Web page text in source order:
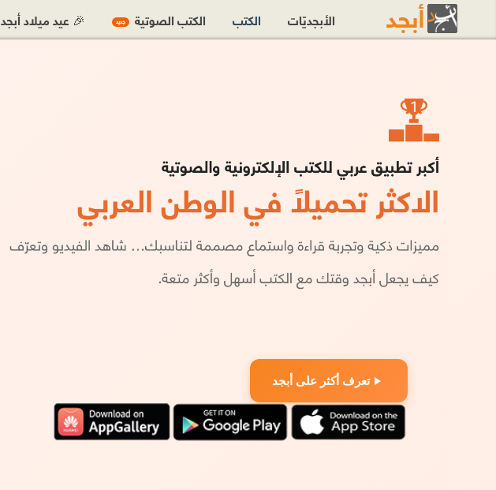
تعرف أكثر على أبجد
الأبجديّات الكتب الكتب الصوتية جديد 🎉 عيد ميلاد أبجد